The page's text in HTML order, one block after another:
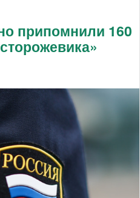
припомнили 160